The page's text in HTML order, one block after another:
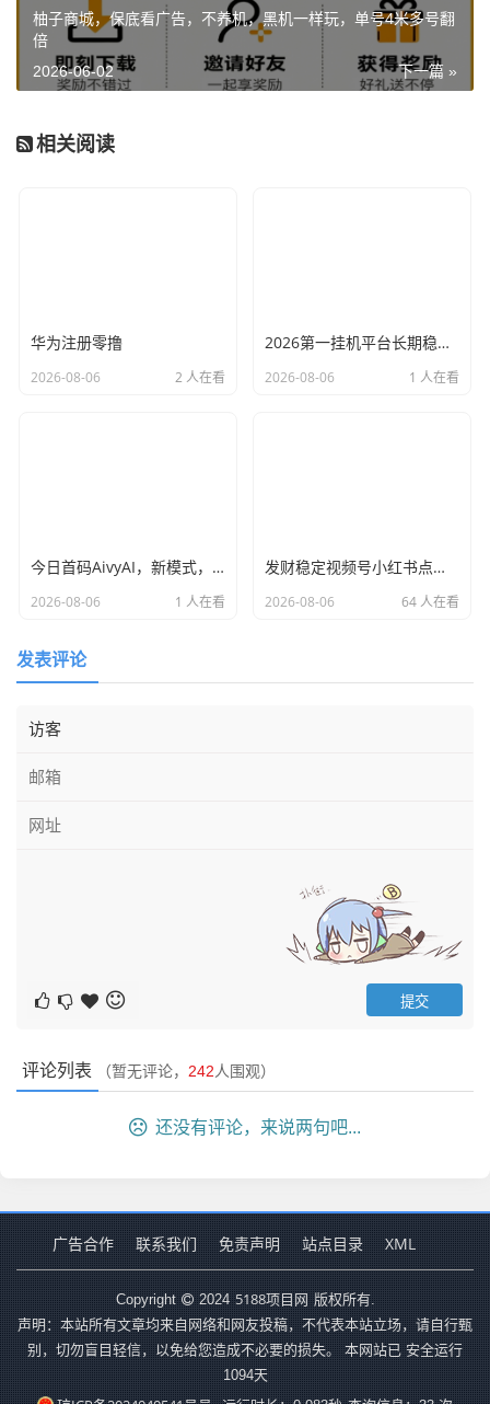
柚子商城，保底看广告，不养机，黑机一样玩，单号4米多号翻
倍
下一篇 »
2026-06-02
相关阅读
华为注册零撸
2026-08-06 2 人在看
2026第一挂机平台长期稳定，每天可自动赚150左右
2026-08-06 1 人在看
今日首码AivyAI，新模式，新玩法，布局市场 普通人能参与的AI风口，注册送AVAX与新手大礼包，
2026-08-06 1 人在看
发财稳定视频号小红书点赞，全网最稳定绿色的项目，全网一起推
2026-08-06 64 人在看
发表评论
评论列表 （暂无评论， 242人围观）
还没有评论，来说两句吧...
广告合作 联系我们 免责声明 站点目录 XML
Copyright 2024 5188项目网 版权所有.
声明：本站所有文章均来自网络和网友投稿，不代表本站立场，请自行甄
别，切勿盲目轻信，以免给您造成不必要的损失。 本网站已 安全运行
1094天